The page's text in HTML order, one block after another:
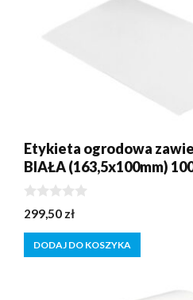
Etykieta ogrodowa
BIAŁA (163,5x100mm)
0
z
5
299,50 zł
DODAJ DO KOSZYKA